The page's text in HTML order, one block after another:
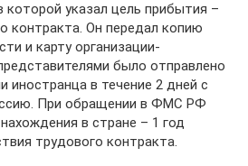
которой указал цель прибытия –
контракта. Он передал копию
и карту организации-
было отправлено
иностранца в течение 2 дней с
При обращении в ФМС РФ
в стране – 1 год
трудового контракта.